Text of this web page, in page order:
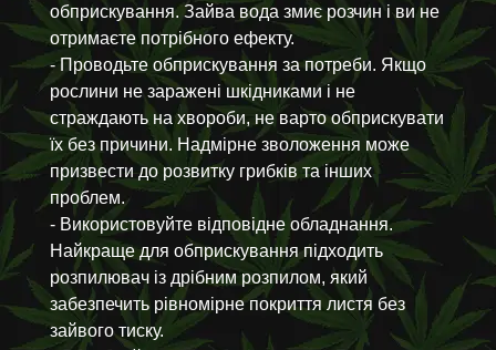
обприскування. Зайва вода змиє розчин і ви не
отримаєте потрібного ефекту.
- Проводьте обприскування за потреби. Якщо
рослини не заражені шкідниками і не
страждають на хвороби, не варто обприскувати
їх без причини. Надмірне зволоження може
призвести до розвитку грибків та інших
проблем.
- Використовуйте відповідне обладнання.
Найкраще для обприскування підходить
розпилювач із дрібним розпилом, який
забезпечить рівномірне покриття листя без
зайвого тиску.